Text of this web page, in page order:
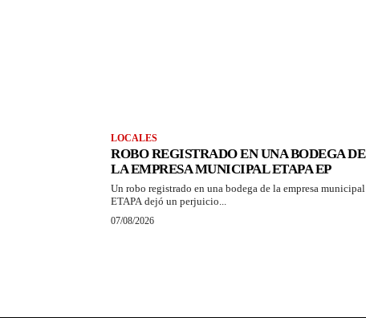
LOCALES
ROBO REGISTRADO EN UNA BODEGA DE
LA EMPRESA MUNICIPAL ETAPA EP
Un robo registrado en una bodega de la empresa municipal
ETAPA dejó un perjuicio...
07/08/2026